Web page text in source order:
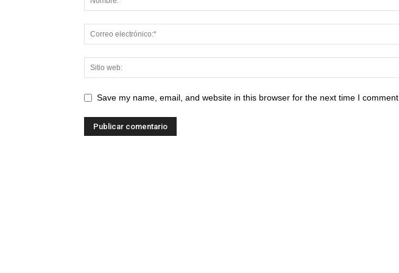
Save my name, email, and website in this browser for the next time I comment.